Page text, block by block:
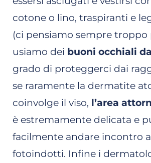
cotone o lino, traspiranti e
(ci pensiamo sempre troppo
usiamo dei buoni occhiali
grado di proteggerci dai
se raramente la dermatite
coinvolge il viso, l’area
è estremamente delicata e
facilmente andare incontro
fotoindotti. Infine i